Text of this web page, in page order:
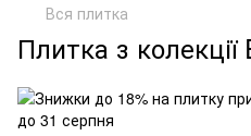
Вся плитка
Плитка з